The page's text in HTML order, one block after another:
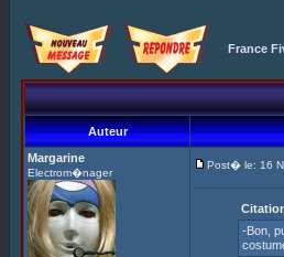
France
Auteur
Margarine
Electrom�nager
Post� le: 16
-Bon,